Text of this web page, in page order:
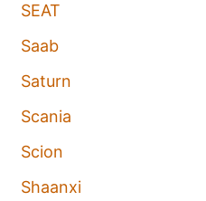
SEAT
Saab
Saturn
Scania
Scion
Shaanxi